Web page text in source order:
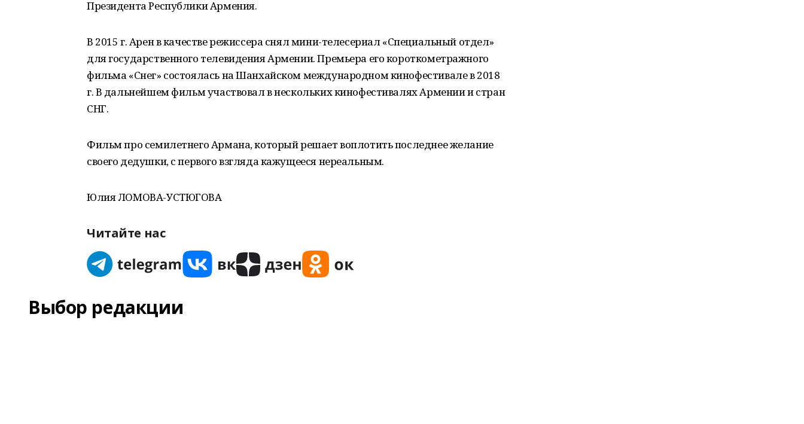
Президента Республики Армения.
В 2015 г. Арен в качестве режиссера снял мини-телесериал «Специальный отдел»
для государственного телевидения Армении. Премьера его короткометражного
фильма «Снег» состоялась на Шанхайском международном кинофестивале в 2018
г. В дальнейшем фильм участвовал в нескольких кинофестивалях Армении и стран
СНГ.
Фильм про семилетнего Армана, который решает воплотить последнее желание
своего дедушки, с первого взгляда кажущееся нереальным.
Юлия ЛОМОВА-УСТЮГОВА
Читайте нас
Выбор редакции